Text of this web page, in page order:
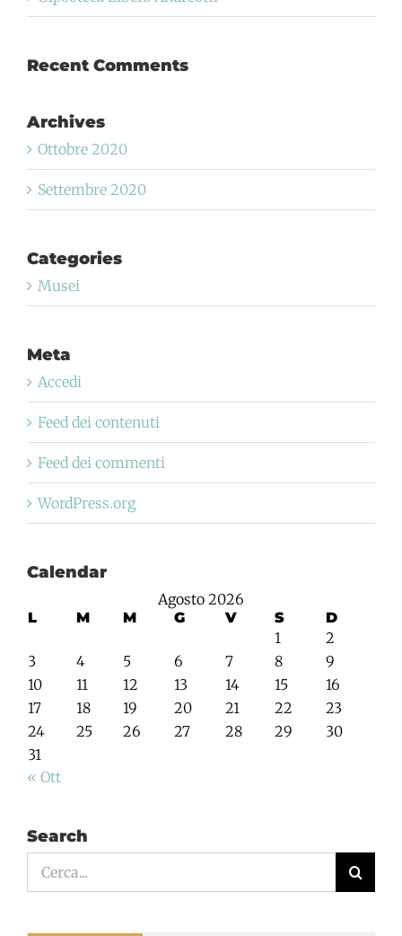
Recent Comments
Archives
Ottobre 2020
Settembre 2020
Categories
Musei
Meta
Accedi
Feed dei contenuti
Feed dei commenti
WordPress.org
Calendar
Agosto 2026
L M M G V S D
1
2
3
4 5 6 7 8
9
10
11 12 13 14 15
16
17
18 19 20 21 22
23
24
25 26 27 28 29
30
31
« Ott
Search
per: